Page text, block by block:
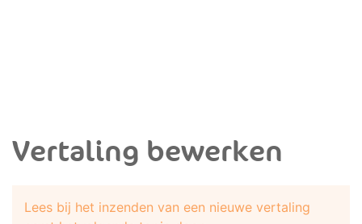
Vertaling bewerken
Lees bij het inzenden van een nieuwe vertaling